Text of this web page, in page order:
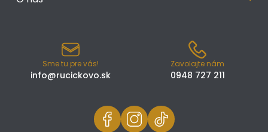
Sme tu pre vás!
info@rucickovo.sk
Zavolajte nám
0948 727 211